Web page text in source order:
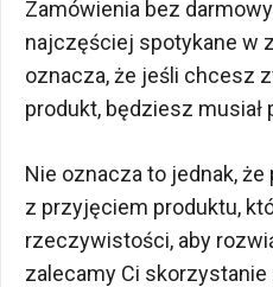
Zamówienia bez
najczęściej spotykane w
oznacza, że jeśli chcesz
produkt, będziesz musiał
Nie oznacza to jednak,
z przyjęciem produktu,
rzeczywistości, aby
zalecamy Ci